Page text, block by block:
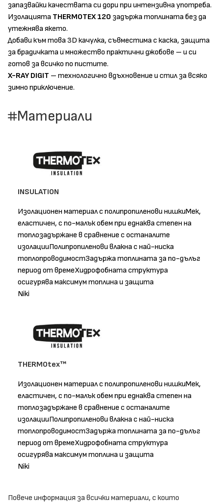
запазвайки качествата си дори при интензивна употреба.
Изолацията THERMOTEX 120 задържа топлината без да
утежнява якето.
Добави към това 3D качулка, съвместима с каска, защита
за брадичката и множество практични джобове – и си
готов за всичко по пистите.
X-RAY DIGIT – технологично вдъхновение и стил за всяко
зимно приключение.
Материали
INSULATION
Изолационен материал с полипропиленови нишкиМек,
еластичен, с по-малък обем при еднаква степен на
топлозадържане в сравнение с останалите
изолацииПолипропиленови влакна с най-ниска
топлопроводимостЗадържа топлината за по-дълъг
период от времеХидрофобната структура
осигурява максимум топлина и защита
Niki
THERMOtex™
Изолационен материал с полипропиленови нишкиМек,
еластичен, с по-малък обем при еднаква степен на
топлозадържане в сравнение с останалите
изолацииПолипропиленови влакна с най-ниска
топлопроводимостЗадържа топлината за по-дълъг
период от времеХидрофобната структура
осигурява максимум топлина и защита
Niki
Повече информация за всички материали, с които